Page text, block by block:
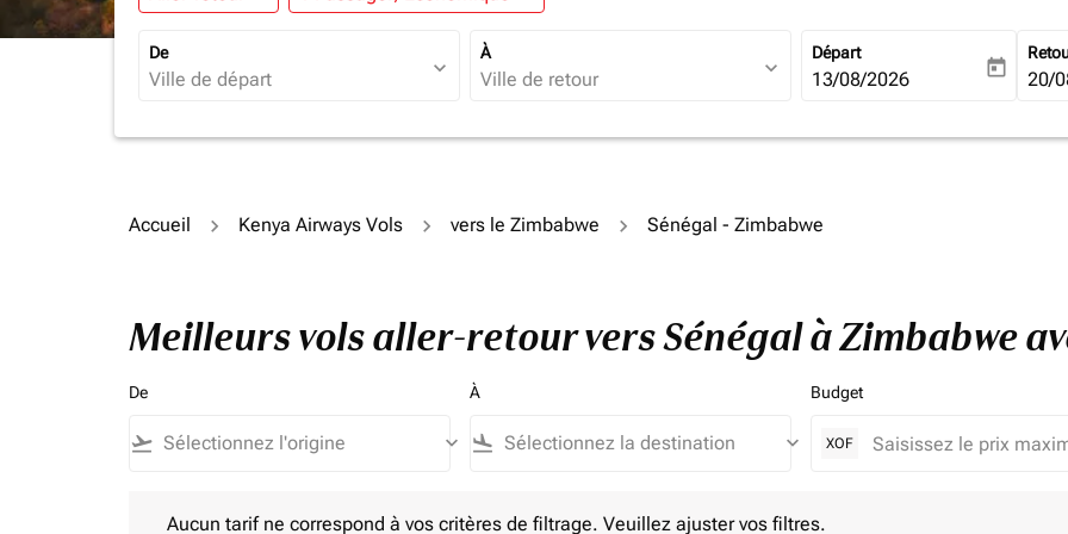
De
expand_more
À
expand_more
Départ
fc-booking-departure-date-
13/08/2026 today fc-
20/
Accueil Kenya Airways Vols vers le Zimbabwe Sénégal - Zimbabwe
Meilleurs vols aller-retour vers Sénégal à Zimbabwe
De
flight_takeoff keyboard_arrow_down
À
flight_land keyboard_arrow_down
Budget
XOF
Aucun tarif ne correspond à vos critères de filtrage. Veuillez ajuster vos filtres.